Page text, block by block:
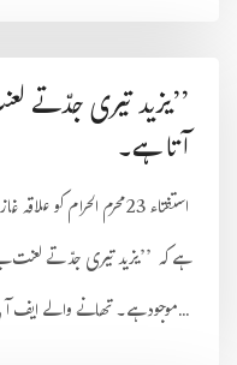
’’یزید تیری جدّتے
آتا ہے۔
استفتاء 23محرم الحرام
ہے کہ ’’یزید تیری جدّ تے
موجود ہے۔ تھانے والے ایف آئی آر نہیں کر رہے، وہ کہہ رہے ہی...